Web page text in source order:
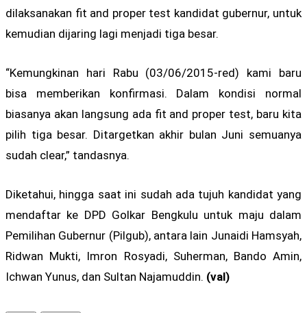
dilaksanakan fit and proper test kandidat gubernur, untuk
kemudian dijaring lagi menjadi tiga besar.
“Kemungkinan hari Rabu (03/06/2015-red) kami baru
bisa memberikan konfirmasi. Dalam kondisi normal
biasanya akan langsung ada fit and proper test, baru kita
pilih tiga besar. Ditargetkan akhir bulan Juni semuanya
sudah clear,” tandasnya.
Diketahui, hingga saat ini sudah ada tujuh kandidat yang
mendaftar ke DPD Golkar Bengkulu untuk maju dalam
Pemilihan Gubernur (Pilgub), antara lain Junaidi Hamsyah,
Ridwan Mukti, Imron Rosyadi, Suherman, Bando Amin,
Ichwan Yunus, dan Sultan Najamuddin. (val)